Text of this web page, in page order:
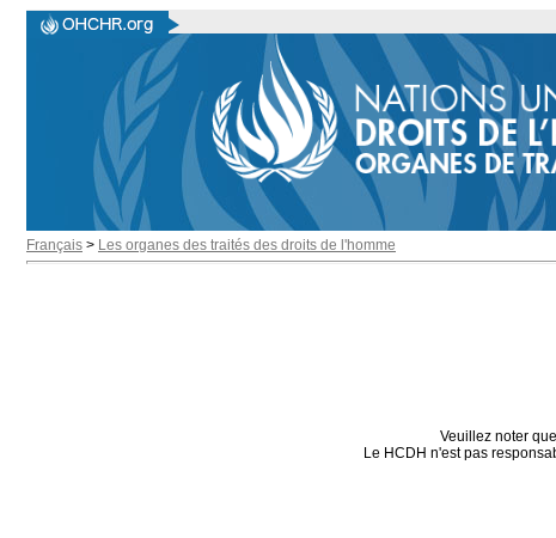
Français > Les organes des traités des droits de l'homme
Veuillez noter
Le HCDH n'est pas